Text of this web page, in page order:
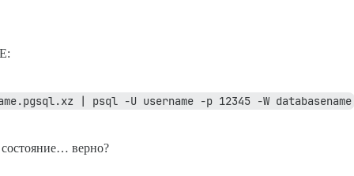
| psql -U username -p 12345 -W databasename
состояние… верно?